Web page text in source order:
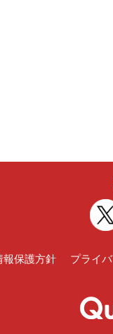
報保護方針 プライ